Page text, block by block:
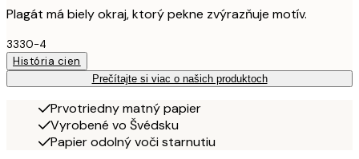
Plagát má biely okraj, ktorý pekne zvýrazňuje motív.
3330-4
História cien
Prečítajte si viac o našich produktoch
Prvotriedny matný papier
Vyrobené vo Švédsku
Papier odolný voči starnutiu